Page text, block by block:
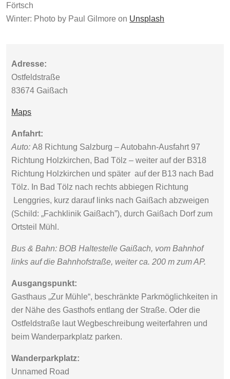
Förtsch
Winter: Photo by Paul Gilmore on Unsplash
Adresse:
Ostfeldstraße
83674 Gaißach
Maps
Anfahrt:
Auto: A8 Richtung Salzburg – Autobahn-Ausfahrt 97
Richtung Holzkirchen, Bad Tölz – weiter auf der B318
Richtung Holzkirchen und später auf der B13 nach Bad
Tölz. In Bad Tölz nach rechts abbiegen Richtung
Lenggries, kurz darauf links nach Gaißach abzweigen
(Schild: „Fachklinik Gaißach”), durch Gaißach Dorf zum
Ortsteil Mühl.
Bus & Bahn: BOB­ Haltestelle Gaißach, vom Bahnhof
links auf die Bahnhofstraße, weiter ca. 200 m zum AP.
Ausgangspunkt:
Gasthaus „Zur Mühle“, beschränkte Parkmöglichkeiten in
der Nähe des Gasthofs entlang der Straße. Oder die
Ostfeldstraße laut Wegbeschreibung weiterfahren und
beim Wanderparkplatz parken.
Wanderparkplatz:
Unnamed Road